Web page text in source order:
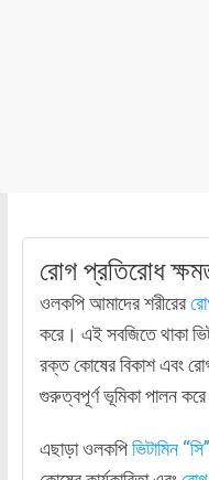
রোগ প্রতিরোধ
ওলকপি আমাদের শরীরের
করে। এই সবজিতে থাকা
রক্ত কোষের বিকাশ এবং
গুরুত্বপূর্ণ ভূমিকা পালন
এছাড়া ওলকপিভিটামিন “সি”